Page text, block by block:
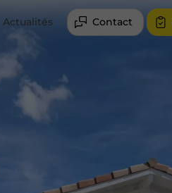
Actualités Contact